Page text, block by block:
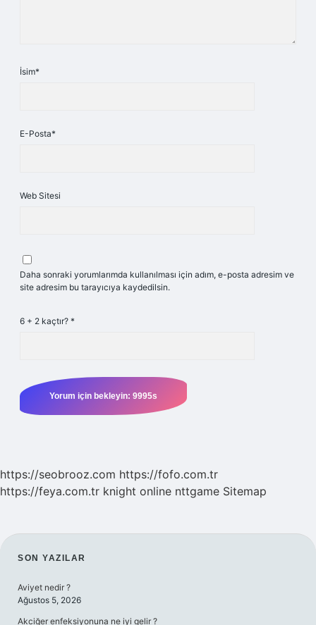
İsim*
E-Posta*
Web Sitesi
Daha sonraki yorumlarımda kullanılması için adım, e-posta adresim ve
site adresim bu tarayıcıya kaydedilsin.
6 + 2 kaçtır? *
https://seobrooz.com https://fofo.com.tr
https://feya.com.tr knight online nttgame Sitemap
SIDEBAR
SON YAZILAR
Aviyet nedir ?
Ağustos 5, 2026
Akciğer enfeksiyonuna ne iyi gelir ?